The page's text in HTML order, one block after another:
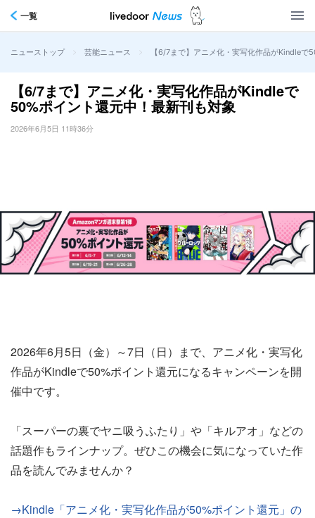
一覧
ニューストップ > 芸能ニュース > 【6/7まで】アニメ化・実写化作品がKindleで
【6/7まで】アニメ化・実写化作品がKindleで
50%ポイント還元中！最新刊も対象
2026年6月5日 11時36分
2026年6月5日（金）～7日（日）まで、アニメ化・実写化
作品がKindleで50%ポイント還元になるキャンペーンを開
催中です。
「スーパーの裏でヤニ吸うふたり」や「キルアオ」などの
話題作もラインナップ。ぜひこの機会に気になっていた作
品を読んでみませんか？
→Kindle「アニメ化・実写化作品が50%ポイント還元」の